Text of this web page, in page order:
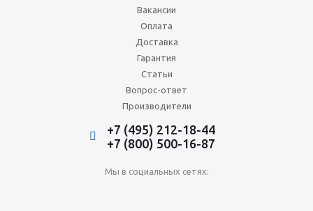
Вакансии
Оплата
Доставка
Гарантия
Статьи
Вопрос-ответ
Производители
+7 (495) 212-18-44
+7 (800) 500-16-87
Мы в социальных сетях: